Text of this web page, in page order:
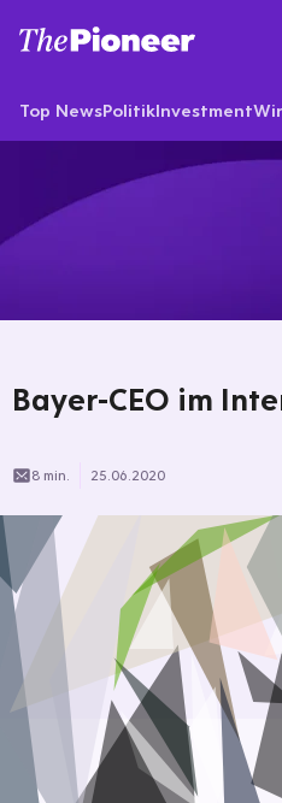
Top NewsPolitikInvestment
Bayer-CEO im
8 min. 25.06.2020